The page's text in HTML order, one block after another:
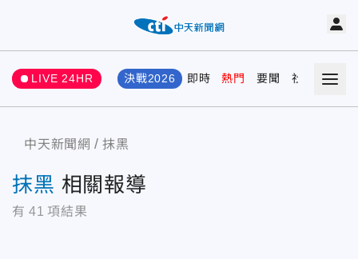
LIVE 24HR 決戰2026 即時 熱門 要聞 社會 娛樂
中天新聞網 抹黑
抹黑 相關報導
有 41 項結果